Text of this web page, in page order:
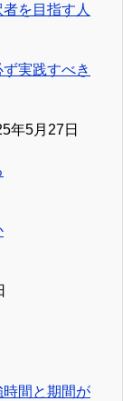
を目指す人
実践すべき
年5月27日
間と期間が